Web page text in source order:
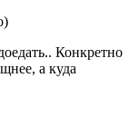
Конкретно
а куда